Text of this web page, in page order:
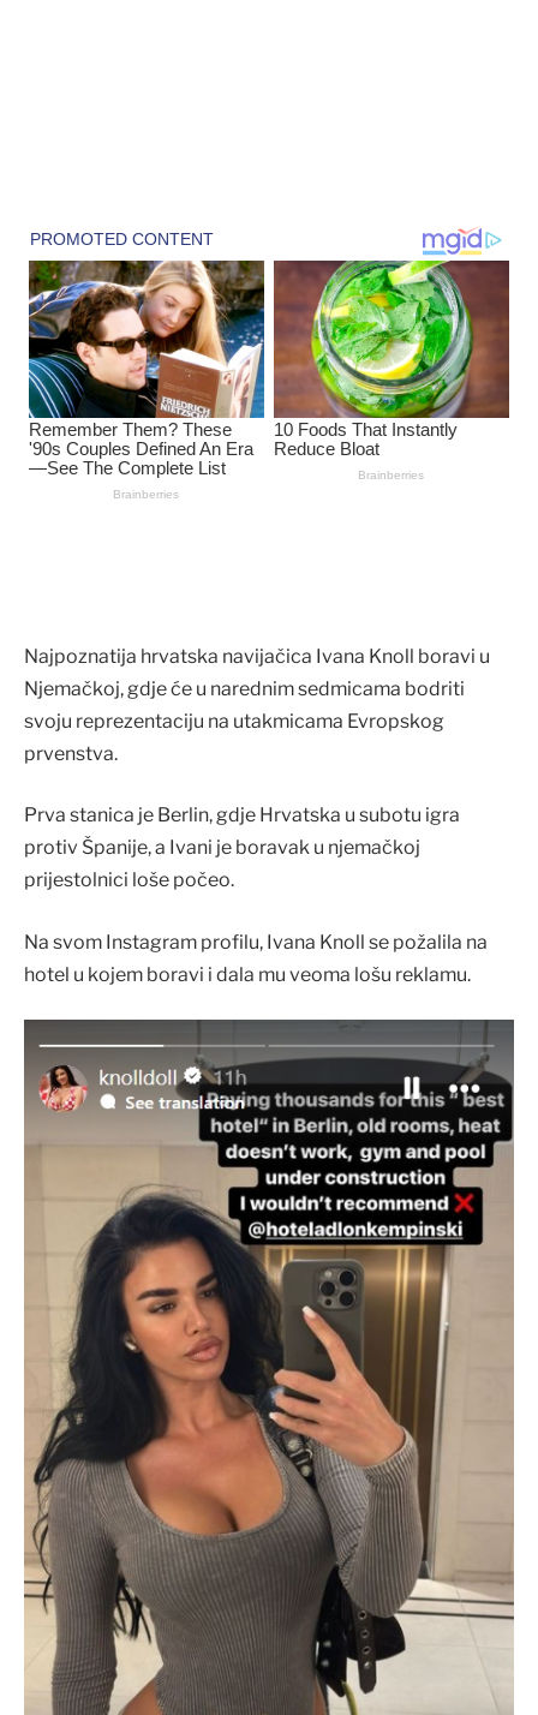
Najpoznatija hrvatska navijačica Ivana Knoll boravi u
Njemačkoj, gdje će u narednim sedmicama bodriti
svoju reprezentaciju na utakmicama Evropskog
prvenstva.
Prva stanica je Berlin, gdje Hrvatska u subotu igra
protiv Španije, a Ivani je boravak u njemačkoj
prijestolnici loše počeo.
Na svom Instagram profilu, Ivana Knoll se požalila na
hotel u kojem boravi i dala mu veoma lošu reklamu.